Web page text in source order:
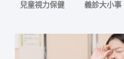
兒童視力保健 義診大小事